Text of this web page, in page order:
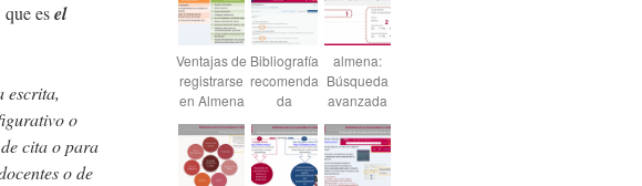
que esel
escrita,
o
cita o para
o de
Ventajas de
registrarse
en Almena
Bibliografía
recomenda
da
almena:
Búsqueda
avanzada